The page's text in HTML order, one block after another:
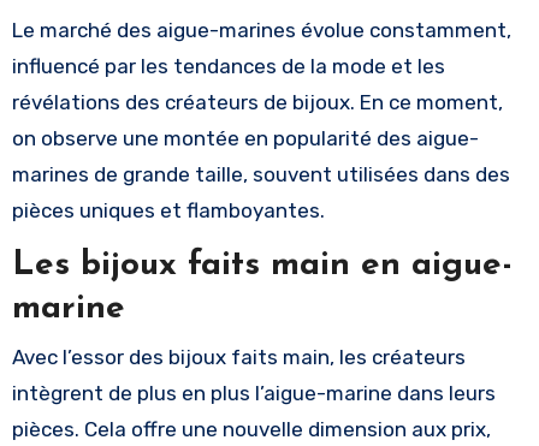
Le marché des aigue-marines évolue constamment,
influencé par les tendances de la mode et les
révélations des créateurs de bijoux. En ce moment,
on observe une montée en popularité des aigue-
marines de grande taille, souvent utilisées dans des
pièces uniques et flamboyantes.
Les bijoux faits main en aigue-
marine
Avec l’essor des bijoux faits main, les créateurs
intègrent de plus en plus l’aigue-marine dans leurs
pièces. Cela offre une nouvelle dimension aux prix,